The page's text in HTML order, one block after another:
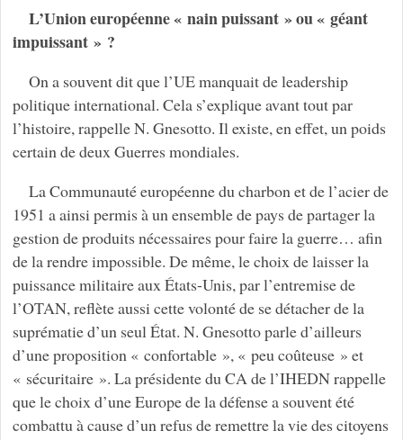
L’Union européenne « nain puissant » ou « géant
impuissant » ?
On a souvent dit que l’UE manquait de leadership
politique international. Cela s’explique avant tout par
l’histoire, rappelle N. Gnesotto. Il existe, en effet, un poids
certain de deux Guerres mondiales.
La Communauté européenne du charbon et de l’acier de
1951 a ainsi permis à un ensemble de pays de partager la
gestion de produits nécessaires pour faire la guerre… afin
de la rendre impossible. De même, le choix de laisser la
puissance militaire aux États-Unis, par l’entremise de
l’OTAN, reflète aussi cette volonté de se détacher de la
suprématie d’un seul État. N. Gnesotto parle d’ailleurs
d’une proposition « confortable », « peu coûteuse » et
« sécuritaire ». La présidente du CA de l’IHEDN rappelle
que le choix d’une Europe de la défense a souvent été
combattu à cause d’un refus de remettre la vie des citoyens